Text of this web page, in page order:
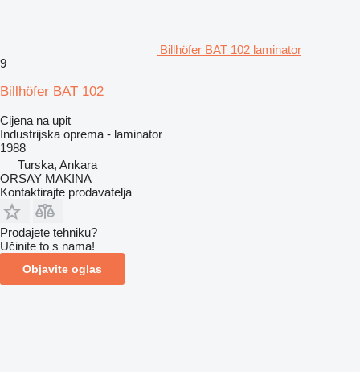
Billhöfer BAT 102 laminator
9
Billhöfer BAT 102
Cijena na upit
Industrijska oprema - laminator
1988
Turska, Ankara
ORSAY MAKINA
Kontaktirajte prodavatelja
Prodajete tehniku?
Učinite to s nama!
Objavite oglas